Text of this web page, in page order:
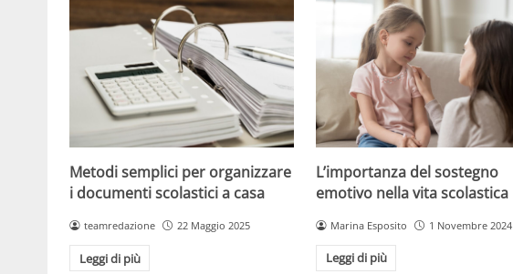
Metodi semplici per organizzare
i documenti scolastici a casa
teamredazione 22 Maggio 2025
Leggi di più
L’importanza del sostegno
emotivo nella vita scolastica
Marina Esposito 1 Novembre 2024
Leggi di più